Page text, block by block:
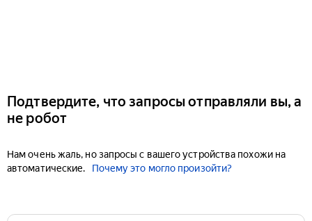
Подтвердите, что запросы отправляли вы, а
не робот
Нам очень жаль, но запросы с вашего устройства похожи на
автоматические.
Почему это могло произойти?